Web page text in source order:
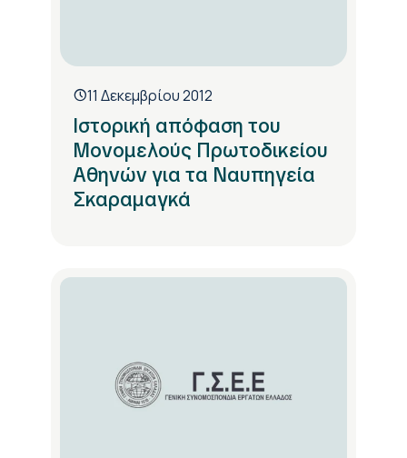
11 Δεκεμβρίου 2012
Ιστορική απόφαση του
Μονομελούς Πρωτοδικείου
Αθηνών για τα Ναυπηγεία
Σκαραμαγκά